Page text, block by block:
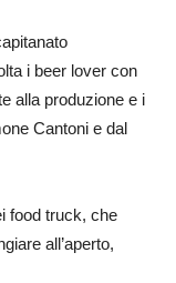
i beer lover con
alla produzione e i
Cantoni e dal
food truck, che
all’aperto,